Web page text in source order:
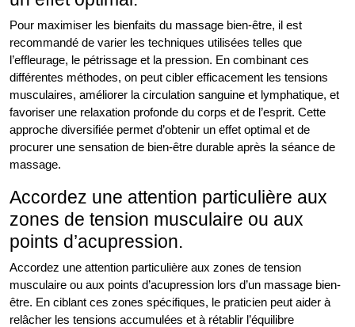
Pour maximiser les bienfaits du massage bien-être, il est
recommandé de varier les techniques utilisées telles que
l’effleurage, le pétrissage et la pression. En combinant ces
différentes méthodes, on peut cibler efficacement les tensions
musculaires, améliorer la circulation sanguine et lymphatique, et
favoriser une relaxation profonde du corps et de l’esprit. Cette
approche diversifiée permet d’obtenir un effet optimal et de
procurer une sensation de bien-être durable après la séance de
massage.
Accordez une attention particulière aux
zones de tension musculaire ou aux
points d’acupression.
Accordez une attention particulière aux zones de tension
musculaire ou aux points d’acupression lors d’un massage bien-
être. En ciblant ces zones spécifiques, le praticien peut aider à
relâcher les tensions accumulées et à rétablir l’équilibre